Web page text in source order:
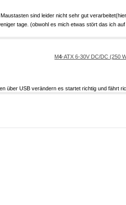
sind leider nicht sehr gut
tage. (obwohl es mich etwas stört das ich
M4-ATX 6-30V DC/DC (250
über USB verändern es startet richtig und fährt